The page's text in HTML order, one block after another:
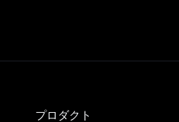
プロダクト